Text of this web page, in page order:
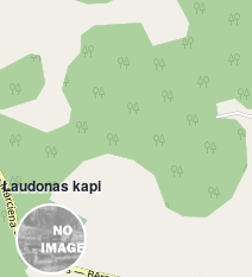
Ļaudonas kapi